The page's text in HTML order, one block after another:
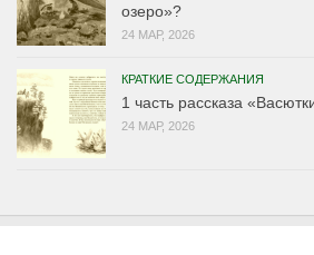
озеро»?
24 МАР, 2026
КРАТКИЕ СОДЕРЖАНИЯ
1 часть рассказа
24 МАР, 2026